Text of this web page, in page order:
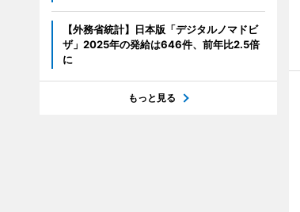
【外務省統計】日本版「デジタルノマドビ
ザ」2025年の発給は646件、前年比2.5倍
に
もっと見る